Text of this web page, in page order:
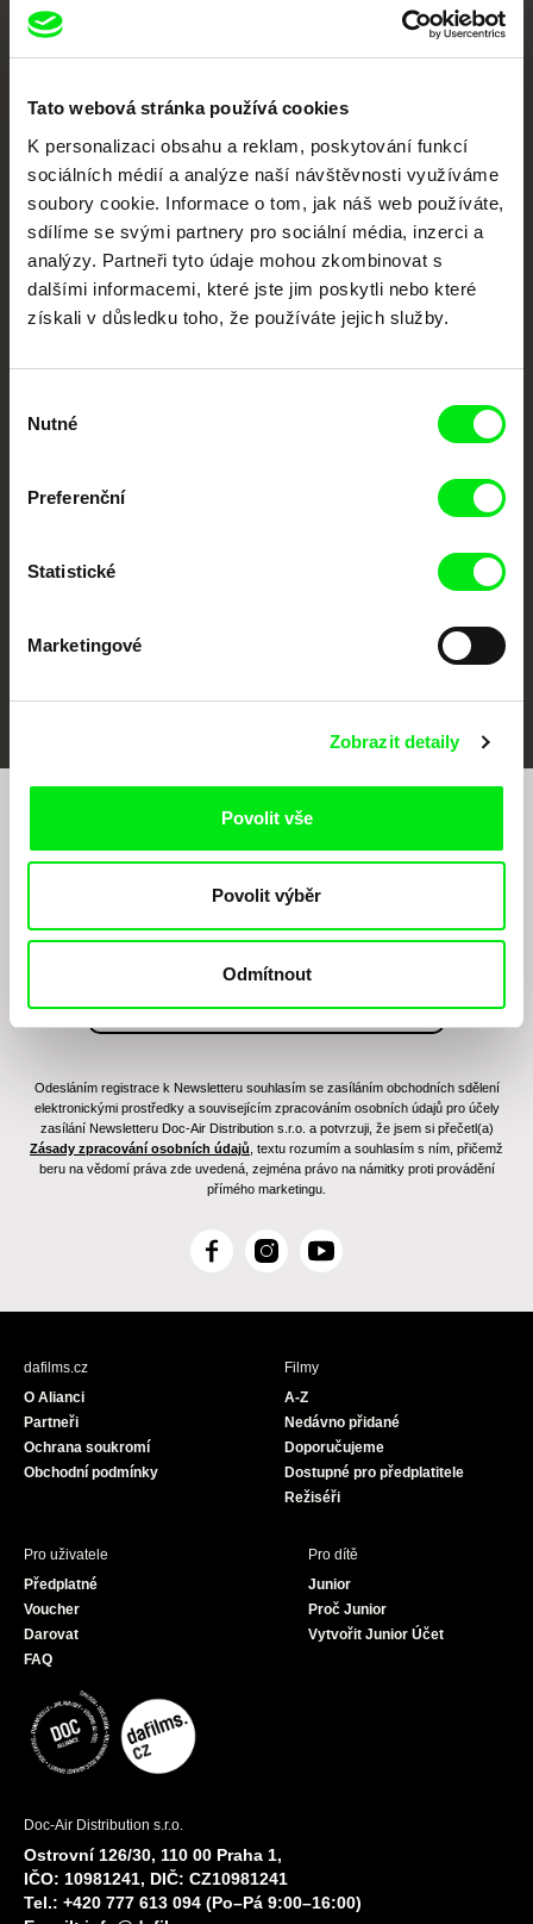
Tato webová stránka používá cookies
K personalizaci obsahu a reklam, poskytování funkcí
sociálních médií a analýze naší návštěvnosti využíváme
soubory cookie. Informace o tom, jak náš web používáte,
sdílíme se svými partnery pro sociální média, inzerci a
analýzy. Partneři tyto údaje mohou zkombinovat s
dalšími informacemi, které jste jim poskytli nebo které
získali v důsledku toho, že používáte jejich služby.
souhlasu
Nutné
Preferenční
Statistické
Marketingové
Zobrazit detaily
Povolit vše
Povolit výběr
Odmítnout
každý týden
Portál DAFilms.cz je výsledkem tvůrčí spolupráce 7 klíčových evropských
festivalů dokumentárního filmu sdružených do Doc Alliance. Naším cílem je
posouvat hranice dokumentárního filmu, propagovat jeho rozmanitost a
podporovat kvalitní autorské filmy.
Členové Doc Alliance
Chcete být pravidelně informováni o našem
filmovém programu?
Odesláním registrace k Newsletteru souhlasím se zasíláním obchodních sdělení
elektronickými prostředky a souvisejícím zpracováním osobních údajů pro účely
zasílání Newsletteru Doc-Air Distribution s.r.o. a potvrzuji, že jsem si přečetl(a)
Zásady zpracování osobních údajů , textu rozumím a souhlasím s ním, přičemž
beru na vědomí práva zde uvedená, zejména právo na námitky proti provádění
přímého marketingu.
F
c
I
s
Y
u
dafilms.cz
O Alianci
Partneři
Ochrana soukromí
Obchodní podmínky
Filmy
A-Z
Nedávno přidané
Doporučujeme
Dostupné pro předplatitele
Režiséři
Pro uživatele
Předplatné
Voucher
Darovat
FAQ
Pro dítě
Junior
Proč Junior
Vytvořit Junior Účet
Doc-Air Distribution s.r.o.
Ostrovní 126/30, 110 00 Praha 1,
IČO: 10981241, DIČ: CZ10981241
Tel.: +420 777 613 094 (Po–Pá 9:00–16:00)